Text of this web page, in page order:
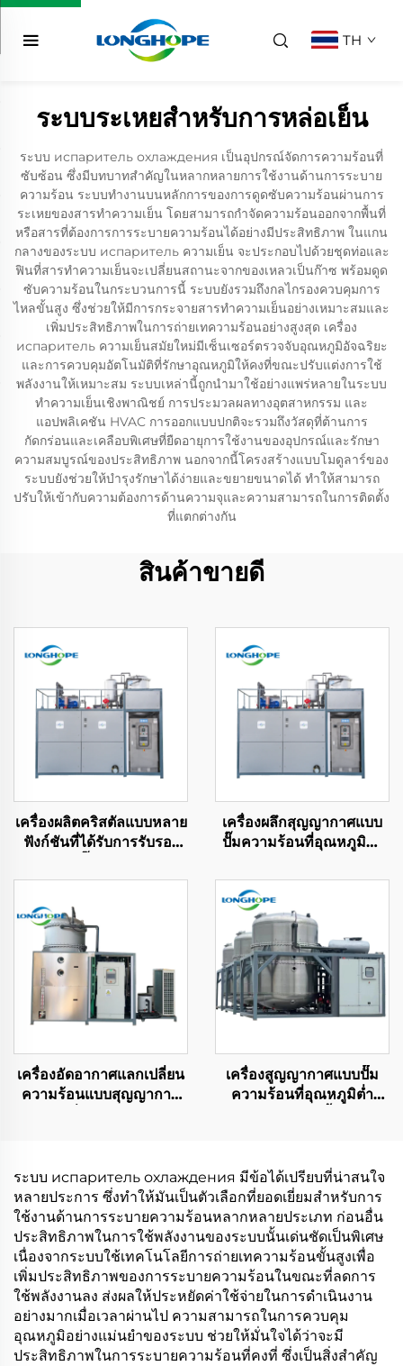
TH
ระบบระเหยสำหรับการหล่อเย็น
ระบบ испаритель охлаждения เป็นอุปกรณ์จัดการความร้อนที่
ซับซ้อน ซึ่งมีบทบาทสำคัญในหลากหลายการใช้งานด้านการระบาย
ความร้อน ระบบทำงานบนหลักการของการดูดซับความร้อนผ่านการ
ระเหยของสารทำความเย็น โดยสามารถกำจัดความร้อนออกจากพื้นที่
หรือสารที่ต้องการการระบายความร้อนได้อย่างมีประสิทธิภาพ ในแกน
กลางของระบบ испаритель ความเย็น จะประกอบไปด้วยชุดท่อและ
ฟินที่สารทำความเย็นจะเปลี่ยนสถานะจากของเหลวเป็นก๊าซ พร้อมดูด
ซับความร้อนในกระบวนการนี้ ระบบยังรวมถึงกลไกรองควบคุมการ
ไหลขั้นสูง ซึ่งช่วยให้มีการกระจายสารทำความเย็นอย่างเหมาะสมและ
เพิ่มประสิทธิภาพในการถ่ายเทความร้อนอย่างสูงสุด เครื่อง
испаритель ความเย็นสมัยใหม่มีเซ็นเซอร์ตรวจจับอุณหภูมิอัจฉริยะ
และการควบคุมอัตโนมัติที่รักษาอุณหภูมิให้คงที่ขณะปรับแต่งการใช้
พลังงานให้เหมาะสม ระบบเหล่านี้ถูกนำมาใช้อย่างแพร่หลายในระบบ
ทำความเย็นเชิงพาณิชย์ การประมวลผลทางอุตสาหกรรม และ
แอปพลิเคชัน HVAC การออกแบบปกติจะรวมถึงวัสดุที่ต้านการ
กัดกร่อนและเคลือบพิเศษที่ยืดอายุการใช้งานของอุปกรณ์และรักษา
ความสมบูรณ์ของประสิทธิภาพ นอกจากนี้โครงสร้างแบบโมดูลาร์ของ
ระบบยังช่วยให้บำรุงรักษาได้ง่ายและขยายขนาดได้ ทำให้สามารถ
ปรับให้เข้ากับความต้องการด้านความจุและความสามารถในการติดตั้ง
ที่แตกต่างกัน
สินค้าขายดี
เครื่องผลิตคริสตัลแบบหลาย
ฟังก์ชันที่ได้รับการรับรอง
และระบบดูดสุญญากาศ
เครื่องผลึกสุญญากาศแบบ
ปั๊มความร้อนที่อุณหภูมิต่ำ
ประสิทธิภาพสูง ผลิตใน
ประเทศจีน
เครื่องอัดอากาศแลกเปลี่ยน
ความร้อนแบบสุญญากาศ
เครื่องสูญญากาศแบบปั๊ม
ความร้อนที่อุณหภูมิต่ำ
ระบบ испаритель охлаждения มีข้อได้เปรียบที่น่าสนใจ
หลายประการ ซึ่งทำให้มันเป็นตัวเลือกที่ยอดเยี่ยมสำหรับการ
ใช้งานด้านการระบายความร้อนหลากหลายประเภท ก่อนอื่น
ประสิทธิภาพในการใช้พลังงานของระบบนั้นเด่นชัดเป็นพิเศษ
เนื่องจากระบบใช้เทคโนโลยีการถ่ายเทความร้อนขั้นสูงเพื่อ
เพิ่มประสิทธิภาพของการระบายความร้อนในขณะที่ลดการ
ใช้พลังงานลง ส่งผลให้ประหยัดค่าใช้จ่ายในการดำเนินงาน
อย่างมากเมื่อเวลาผ่านไป ความสามารถในการควบคุม
อุณหภูมิอย่างแม่นยำของระบบ ช่วยให้มั่นใจได้ว่าจะมี
ประสิทธิภาพในการระบายความร้อนที่คงที่ ซึ่งเป็นสิ่งสำคัญ